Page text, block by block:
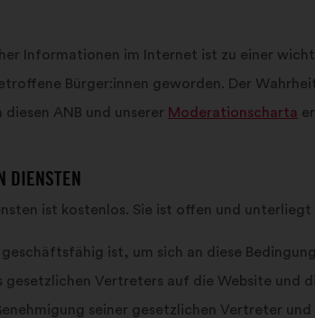
Informationen im Internet ist zu einer
Bürger:innen geworden. Der
diesen ANB und unserer Moderationscharta
DIENSTEN
ist kostenlos. Sie ist offen und
ist, um sich an diese
Vertreters auf die Website und
seiner gesetzlichen Vertreter